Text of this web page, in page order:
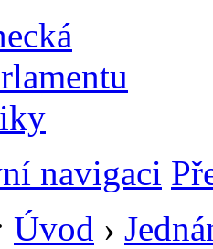
navigaci
Úvod ›